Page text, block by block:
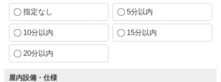
指定なし 5分以内
10分以内 15分以内
20分以内
屋内設備・仕様